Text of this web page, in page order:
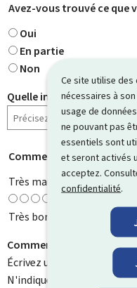
Ce site utilise
nécessaires à
usage de
ne pouvant pas
essentiels sont
et seront activés
acceptez.
confidentialité.
Avez-vous trouvé ce que
Oui
En partie
Non
Quelle information
Comment évaluez-vous
Très mauvaise
Très bonne
Comment pouvons-nous
Écrivez un commentaire
N'indiquez pas